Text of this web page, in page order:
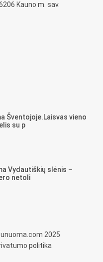
Kauno m. sav.
Šventojoje.Laisvas vieno
su p
Vydautiškių slėnis –
netoli
2025
politika